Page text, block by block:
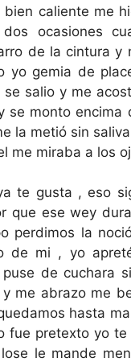
bien caliente me
ocasiones
de la cintura y
yo gemia de
se salio y me
se monto encima
la metió sin
me miraba a los
te gusta , eso
que ese wey
perdimos la
de mi , yo
de cuchara
me abrazo me
hasta
fue pretexto yo
le mande